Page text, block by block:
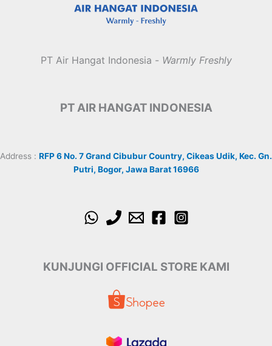
PT Air Hangat Indonesia - Warmly Freshly
PT AIR HANGAT INDONESIA
Address : RFP 6 No. 7 Grand Cibubur Country, Cikeas Udik, Kec. Gn.
Putri, Bogor, Jawa Barat 16966
KUNJUNGI OFFICIAL STORE KAMI